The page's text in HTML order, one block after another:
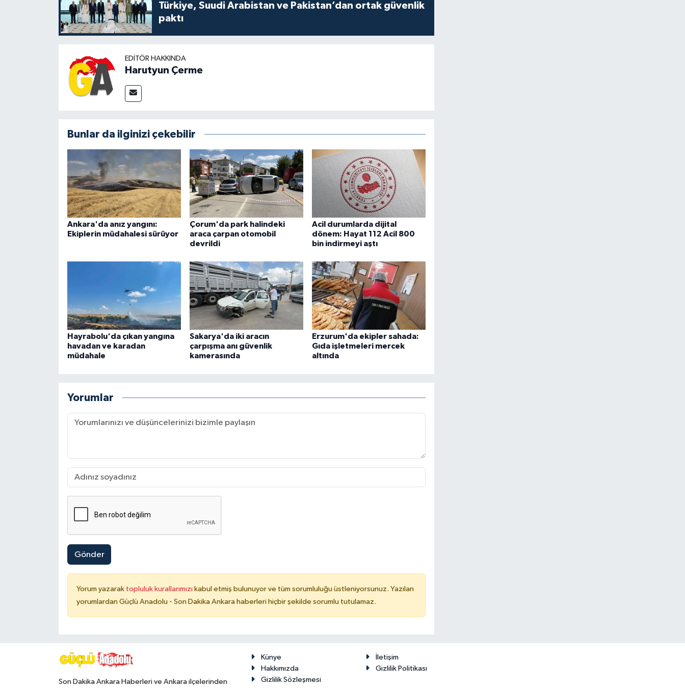
Türkiye, Suudi Arabistan ve Pakistan’dan ortak güvenlik
paktı
EDITÖR HAKKINDA
Harutyun Çerme
Bunlar da ilginizi çekebilir
Ankara'da anız yangını:
Ekiplerin müdahalesi sürüyor
Çorum'da park halindeki
araca çarpan otomobil
devrildi
Acil durumlarda dijital
dönem: Hayat 112 Acil 800
bin indirmeyi aştı
Hayrabolu'da çıkan yangına
havadan ve karadan
müdahale
Sakarya'da iki aracın
çarpışma anı güvenlik
kamerasında
Erzurum'da ekipler sahada:
Gıda işletmeleri mercek
altında
Yorumlar
Gönder
Yorum yazarak topluluk kurallarımızı kabul etmiş bulunuyor ve tüm sorumluluğu üstleniyorsunuz. Yazılan
yorumlardan Güçlü Anadolu - Son Dakika Ankara haberleri hiçbir şekilde sorumlu tutulamaz.
Son Dakika Ankara Haberleri ve Ankara ilçelerinden
Künye
İletişim
Hakkımızda
Gizlilik Politikası
Gizlilik Sözleşmesi